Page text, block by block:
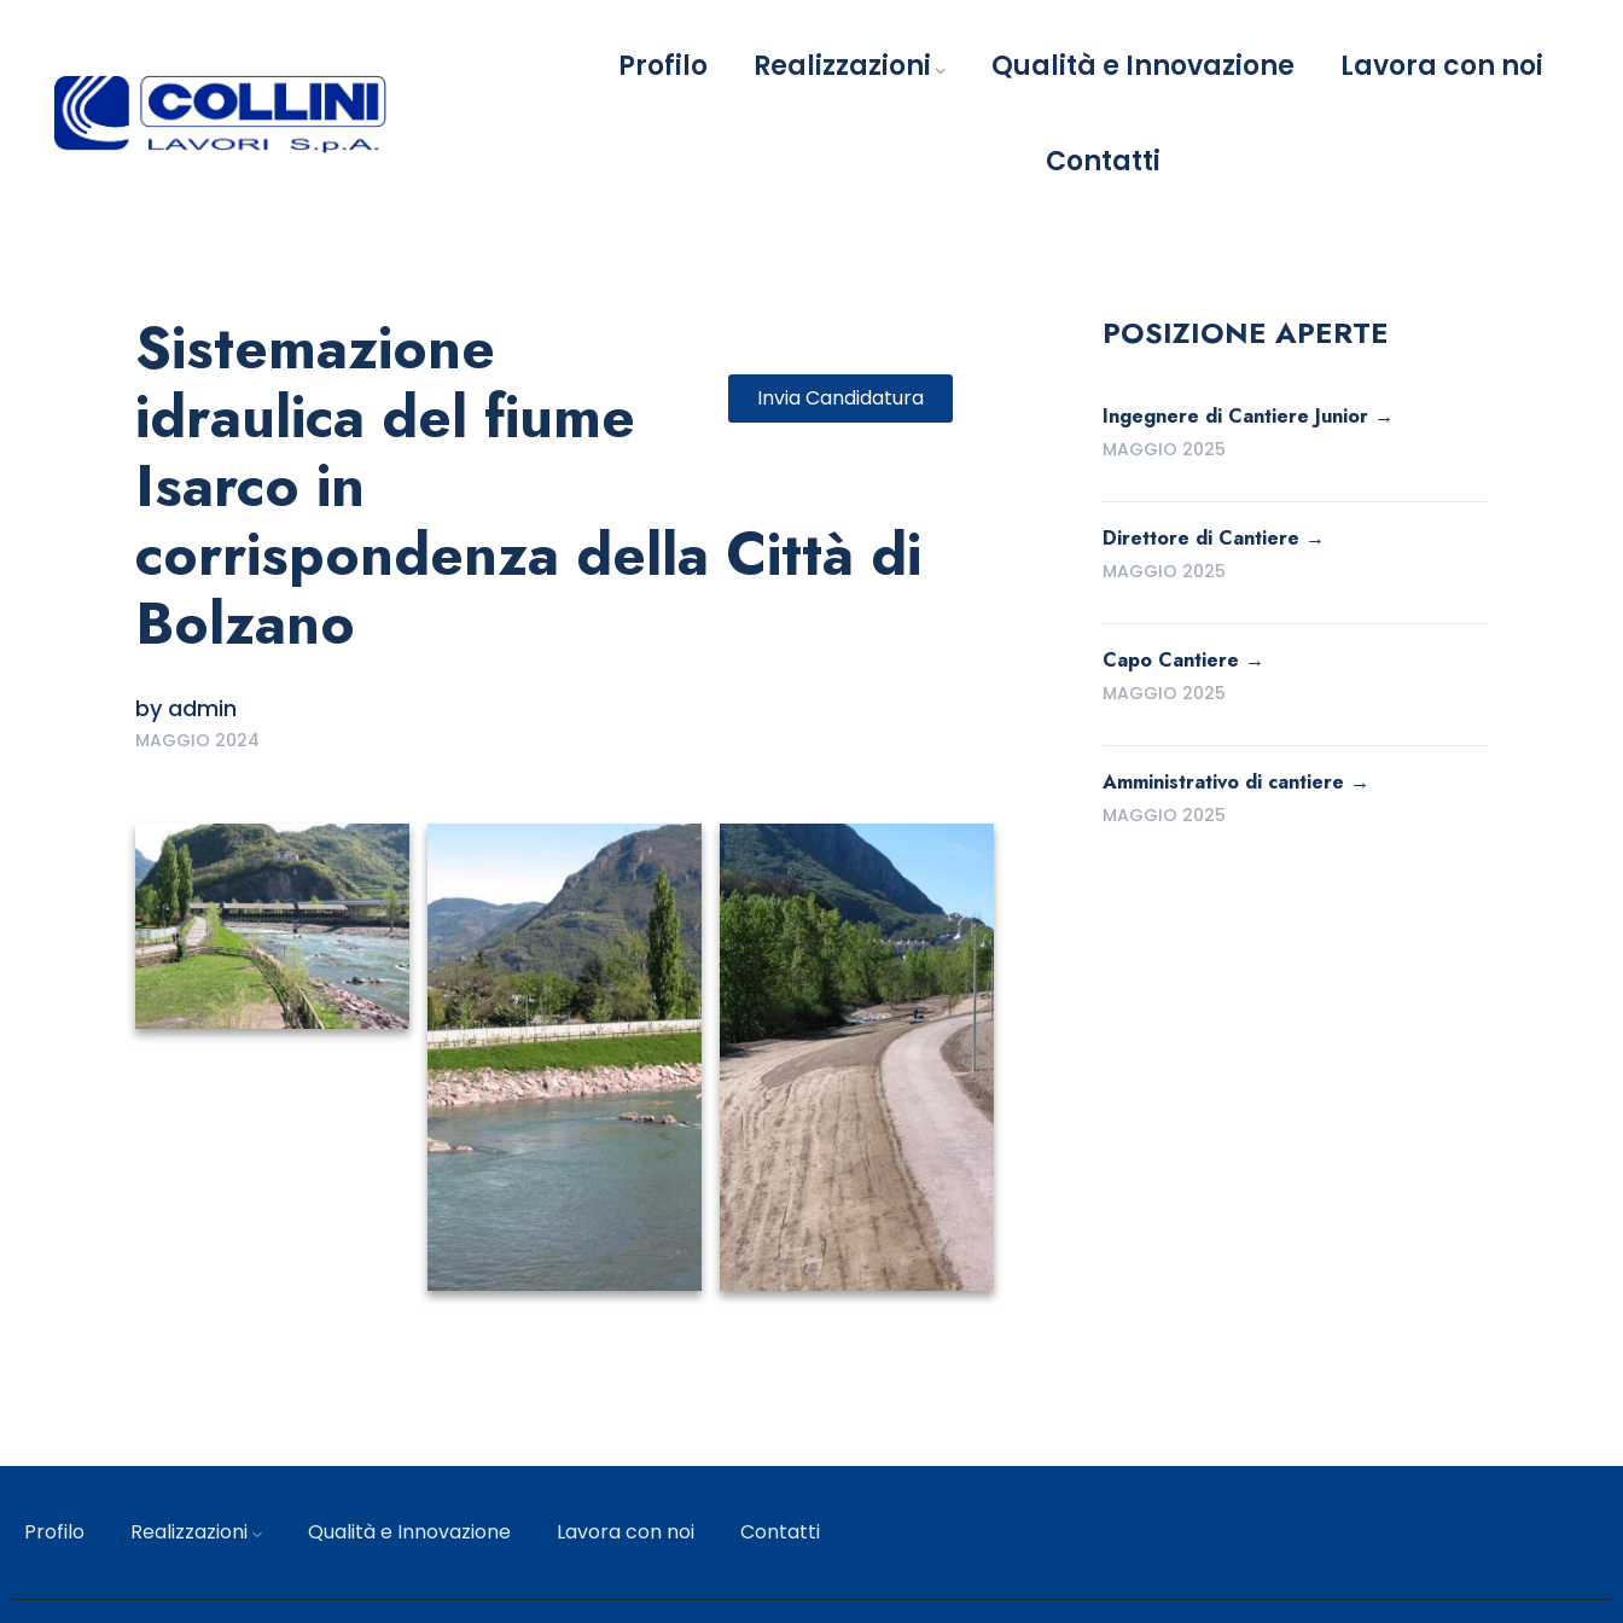
Profilo Realizzazioni Qualità e Innovazione Lavora con noi
Contatti
Invia Candidatura
Sistemazione
idraulica del fiume
Isarco in
corrispondenza della Città di
Bolzano
by admin
MAGGIO 2024
POSIZIONE APERTE
Ingegnere di Cantiere Junior
MAGGIO 2025
Direttore di Cantiere
MAGGIO 2025
Capo Cantiere
MAGGIO 2025
Amministrativo di cantiere
MAGGIO 2025
Profilo Realizzazioni Qualità e Innovazione Lavora con noi Contatti